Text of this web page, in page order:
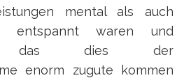
mental als auch
entspannt waren und
das dies der
enorm zugute kommen